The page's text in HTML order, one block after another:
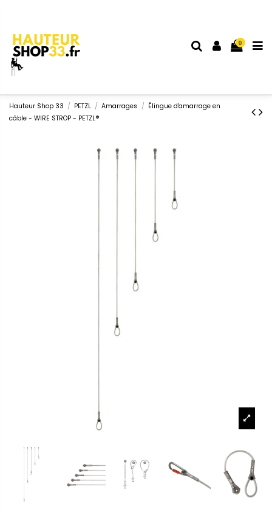
0
Hauteur Shop 33 PETZL Amarrages
Élingue d'amarrage en
câble - WIRE STROP - PETZL®